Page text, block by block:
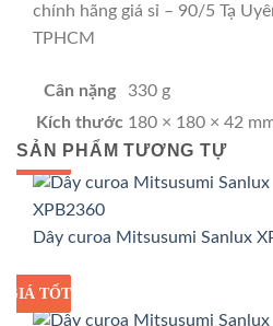
chính hãng giá sỉ – 90/5 Tạ
TPHCM
Cân nặng
330 g
Kích thước 180 × 180 × 42
SẢN PHẨM TƯƠNG TỰ
GIÁ SỈ
GIÁ TỐT
Dây curoa Mitsusumi Sanlux
GIÁ SỈ
GIÁ TỐT